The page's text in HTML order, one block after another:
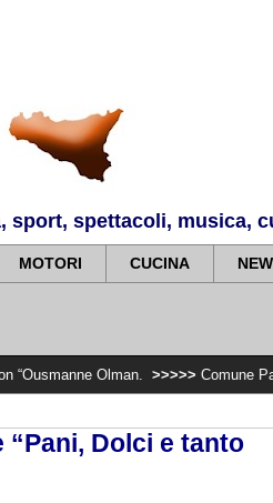
sport, spettacoli, musica,
MOTORI CUCINA
>>>>> Comune Palermo: Villa
Dolci e tanto